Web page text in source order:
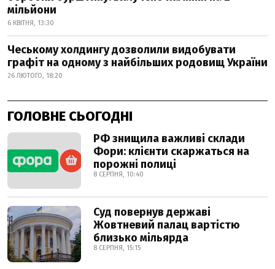
мільйони
6 КВІТНЯ, 13:30
Чеському холдингу дозволили видобувати
графіт на одному з найбільших родовищ України
26 ЛЮТОГО, 18:20
ГОЛОВНЕ СЬОГОДНІ
РФ знищила важливі склади
Фори: клієнти скаржаться на
порожні полиці
8 СЕРПНЯ, 10:40
Суд повернув державі
Жовтневий палац вартістю
близько мільярда
8 СЕРПНЯ, 15:15